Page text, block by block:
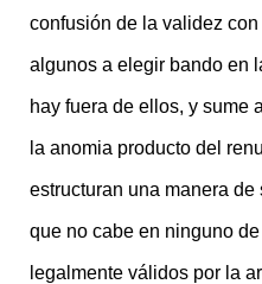
confusión de la validez
algunos a elegir bando en
hay fuera de ellos, y sume
la anomia producto del
estructuran una manera de
que no cabe en ninguno
legalmente válidos por la